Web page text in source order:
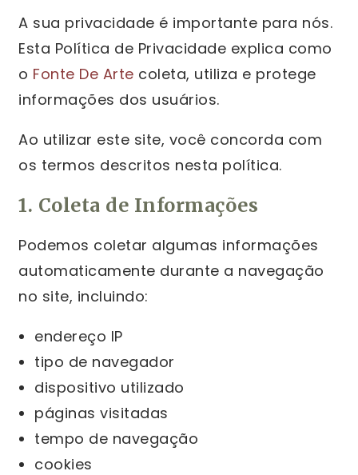
A sua privacidade é importante para nós.
Esta Política de Privacidade explica como
o Fonte De Arte coleta, utiliza e protege
informações dos usuários.
Ao utilizar este site, você concorda com
os termos descritos nesta política.
1. Coleta de Informações
Podemos coletar algumas informações
automaticamente durante a navegação
no site, incluindo:
endereço IP
tipo de navegador
dispositivo utilizado
páginas visitadas
tempo de navegação
cookies